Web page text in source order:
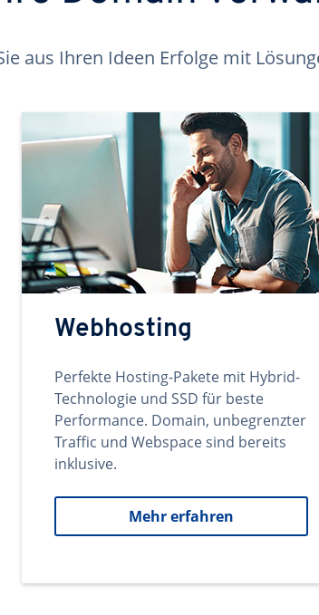
aus Ihren Ideen Erfolge mit
Webhosting
Perfekte Hosting-Pakete mit Hybrid-
Technologie und SSD für beste
Performance. Domain, unbegrenzter
Traffic und Webspace sind bereits
inklusive.
Mehr erfahren